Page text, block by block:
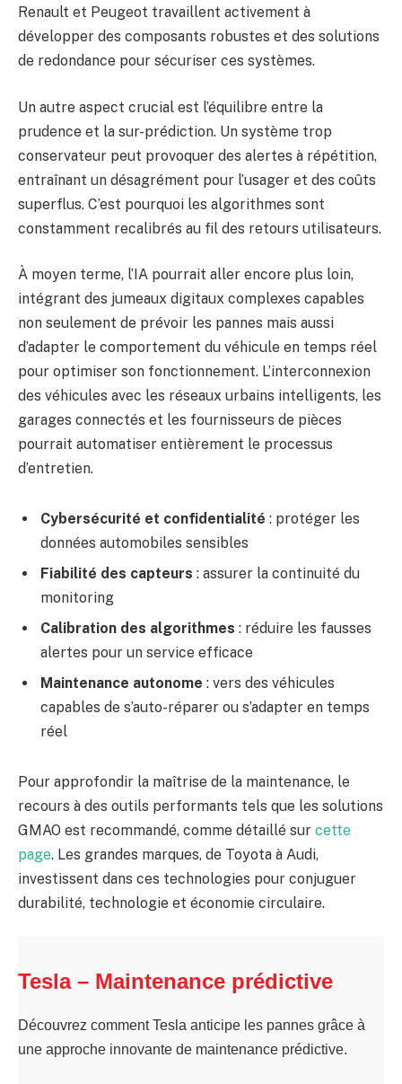
Renault et Peugeot travaillent activement à
développer des composants robustes et des solutions
de redondance pour sécuriser ces systèmes.
Un autre aspect crucial est l’équilibre entre la
prudence et la sur-prédiction. Un système trop
conservateur peut provoquer des alertes à répétition,
entraînant un désagrément pour l’usager et des coûts
superflus. C’est pourquoi les algorithmes sont
constamment recalibrés au fil des retours utilisateurs.
À moyen terme, l’IA pourrait aller encore plus loin,
intégrant des jumeaux digitaux complexes capables
non seulement de prévoir les pannes mais aussi
d’adapter le comportement du véhicule en temps réel
pour optimiser son fonctionnement. L’interconnexion
des véhicules avec les réseaux urbains intelligents, les
garages connectés et les fournisseurs de pièces
pourrait automatiser entièrement le processus
d’entretien.
Cybersécurité et confidentialité : protéger les
données automobiles sensibles
Fiabilité des capteurs : assurer la continuité du
monitoring
Calibration des algorithmes : réduire les fausses
alertes pour un service efficace
Maintenance autonome : vers des véhicules
capables de s’auto-réparer ou s’adapter en temps
réel
Pour approfondir la maîtrise de la maintenance, le
recours à des outils performants tels que les solutions
GMAO est recommandé, comme détaillé sur cette
page. Les grandes marques, de Toyota à Audi,
investissent dans ces technologies pour conjuguer
durabilité, technologie et économie circulaire.
Tesla – Maintenance prédictive
Découvrez comment Tesla anticipe les pannes grâce à
une approche innovante de maintenance prédictive.